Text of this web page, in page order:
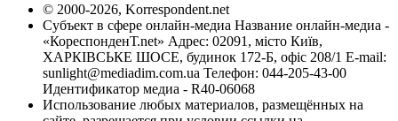
© 2000-2026, Korrespondent.net
Субъект в сфере онлайн-медиа Название онлайн-медиа -
«КореспонденТ.net» Адрес: 02091, місто Київ,
ХАРКІВСЬКЕ ШОСЕ, будинок 172-Б, офіс 208/1 E-mail:
sunlight@mediadim.com.ua Телефон: 044-205-43-00
Идентификатор медиа - R40-06068
Использование любых материалов, размещённых на